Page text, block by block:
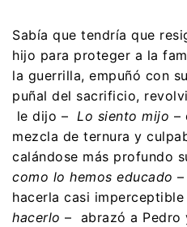
Sabía que tendría que
hijo para proteger a la
la guerrilla, empuñó con
puñal del sacrificio,
le dijo – Lo siento mijo –
mezcla de ternura y
calándose más profundo
como lo hemos educado
hacerla casi imperceptible
hacerlo – abrazó a Pedro